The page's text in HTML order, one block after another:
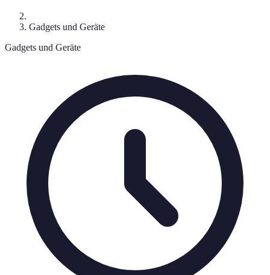
Gadgets und Geräte
Gadgets und Geräte